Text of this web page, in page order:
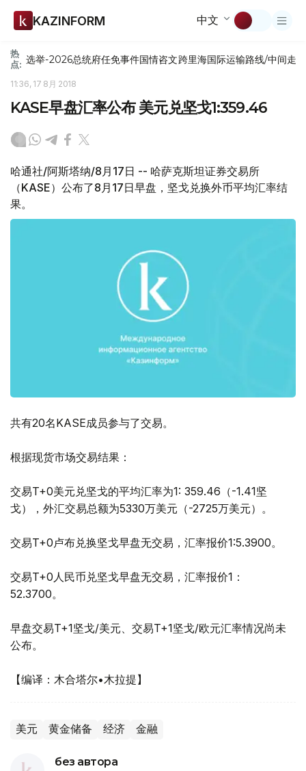
KAZINFORM 中文
热
点: 选举-2026总统府任免事件国情咨文跨里海国际运输路线/中间走廊
11:36, 17 8月 2018
KASE早盘汇率公布 美元兑坚戈1:359.46
哈通社/阿斯塔纳/8月17日 -- 哈萨克斯坦证券交易所
（KASE）公布了8月17日早盘，坚戈兑换外币平均汇率结
果。
共有20名KASE成员参与了交易。
根据现货市场交易结果：
交易T+0美元兑坚戈的平均汇率为1: 359.46（-1.41坚
戈），外汇交易总额为5330万美元（-2725万美元）。
交易T+0卢布兑换坚戈早盘无交易，汇率报价1:5.3900。
交易T+0人民币兑坚戈早盘无交易，汇率报价1：
52.3700。
早盘交易T+1坚戈/美元、交易T+1坚戈/欧元汇率情况尚未
公布。
【编译：木合塔尔•木拉提】
美元 黄金储备 经济 金融
без автора